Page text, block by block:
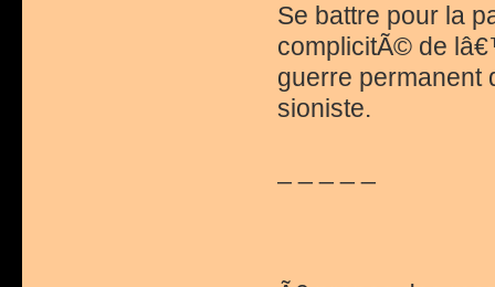
Se battre pour la
complicitÃ© de
guerre permanent
sioniste.